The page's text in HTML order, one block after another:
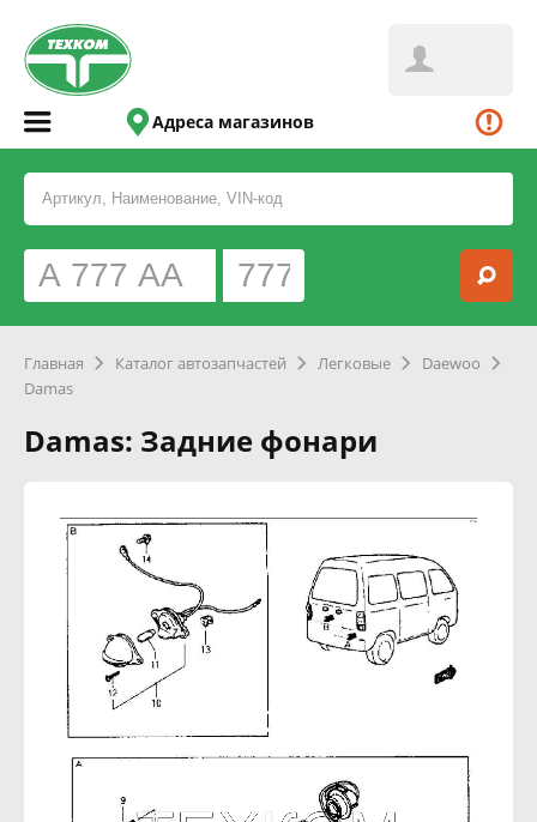
Адреса магазинов
Главная Каталог автозапчастей Легковые
Daewoo
Damas
Damas: Задние фонари